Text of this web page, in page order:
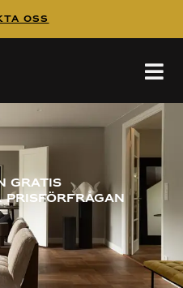
Oss
gratis
Prisförfrågan